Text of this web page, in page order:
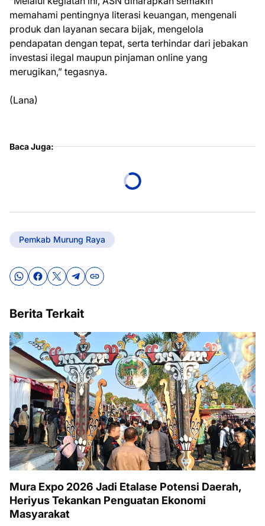
memahami pentingnya literasi keuangan, mengenali
produk dan layanan secara bijak, mengelola
pendapatan dengan tepat, serta terhindar dari jebakan
investasi ilegal maupun pinjaman online yang
merugikan,” tegasnya.
(Lana)
Baca Juga:
Pemkab Murung Raya
Berita Terkait
Mura Expo 2026 Jadi Etalase Potensi Daerah,
Heriyus Tekankan Penguatan Ekonomi
Masyarakat